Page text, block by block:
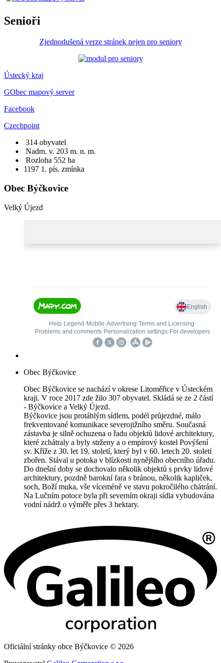
Senioři
Zjednodušená verze stránek nejen pro seniory
Ústecký kraj
GObec mapový server
Facebook
Czechpoint
314 obyvatel
Nadm. v. 203 m. n. m.
Rozloha 552 ha
1197 1. pís. zmínka
Obec Býčkovice
Velký Újezd
Obec Býčkovice
Obec Býčkovice se nachází v okrese Litoměřice v Ústeckém
kraji. V roce 2017 zde žilo 307 obyvatel. Skládá se ze 2 částí
- Býčkovice a Velký Újezd.
Býčkovice jsou protáhlým sídlem, podél průjezdné, málo
frekventované komunikace severojižního směru. Současná
zástavba je silně ochuzena o řadu objektů lidové architektury,
které zchátraly a byly strženy a o empírový kostel Povýšení
sv. Kříže z 30. let 19. století, který byl v 60. letech 20. století
zbořen. Stával u potoka v blízkosti nynějšího obecního úřadu.
Do dnešní doby se dochovalo několik objektů s prvky lidové
architektury, pozdně barokní fara s bránou, několik kapliček,
soch, Boží muka, vše víceméně ve stavu pokročilého chátrání.
Na Lučním potoce byla při severním okraji sídla vybudována
vodní nádrž o výměře přes 3 hektary.
Oficiální stránky obce Býčkovice © 2026